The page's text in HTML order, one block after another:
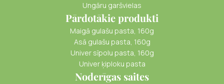
Ungāru garšvielas
Pārdotākie produkti
Maigā gulašu pasta, 160g
Asā gulašu pasta, 160g
Univer sīpolu pasta, 160g
Univer ķiploku pasta
Noderīgas saites